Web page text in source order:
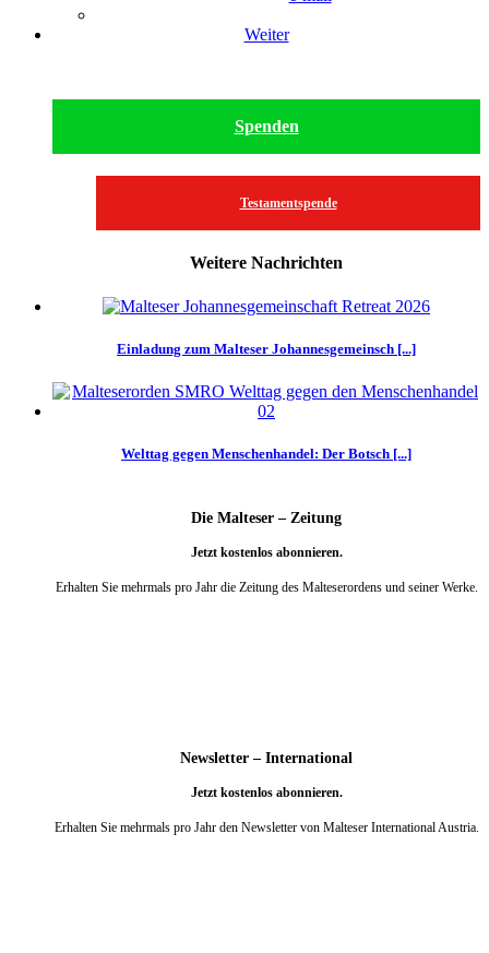
Weiter
Spenden
Testamentspende
Weitere Nachrichten
Einladung zum Malteser Johannesgemeinsch [...]
Welttag gegen Menschenhandel: Der Botsch [...]
Die Malteser – Zeitung
Jetzt kostenlos abonnieren.
Erhalten Sie mehrmals pro Jahr die Zeitung des Malteserordens und seiner Werke.
Newsletter – International
Jetzt kostenlos abonnieren.
Erhalten Sie mehrmals pro Jahr den Newsletter von Malteser International Austria.